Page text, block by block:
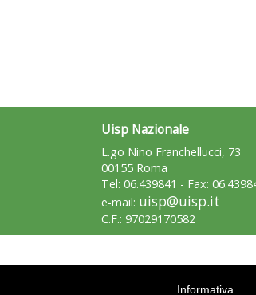
Uisp Nazionale
L.go Nino Franchellucci, 73
00155 Roma
Tel: 06.439841 - Fax:
e-mail: uisp@uisp.it
C.F.: 97029170582
Informativa